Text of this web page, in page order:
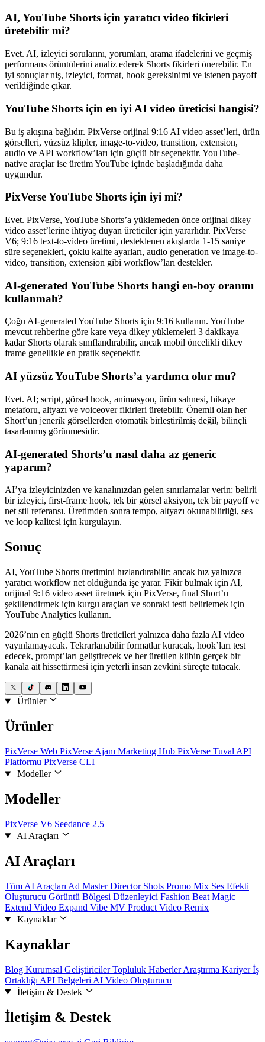
AI, YouTube Shorts için yaratıcı video fikirleri
üretebilir mi?
Evet. AI, izleyici sorularını, yorumları, arama ifadelerini ve geçmiş
performans örüntülerini analiz ederek Shorts fikirleri önerebilir. En
iyi sonuçlar niş, izleyici, format, hook gereksinimi ve istenen payoff
verildiğinde çıkar.
YouTube Shorts için en iyi AI video üreticisi hangisi?
Bu iş akışına bağlıdır. PixVerse orijinal 9:16 AI video asset’leri, ürün
görselleri, yüzsüz klipler, image-to-video, transition, extension,
audio ve API workflow’ları için güçlü bir seçenektir. YouTube-
native araçlar ise üretim YouTube içinde başladığında daha
uygundur.
PixVerse YouTube Shorts için iyi mi?
Evet. PixVerse, YouTube Shorts’a yüklemeden önce orijinal dikey
video asset’lerine ihtiyaç duyan üreticiler için yararlıdır. PixVerse
V6; 9:16 text-to-video üretimi, desteklenen akışlarda 1-15 saniye
süre seçenekleri, çoklu kalite ayarları, audio generation ve image-to-
video, transition, extension gibi workflow’ları destekler.
AI-generated YouTube Shorts hangi en-boy oranını
kullanmalı?
Çoğu AI-generated YouTube Shorts için 9:16 kullanın. YouTube
mevcut rehberine göre kare veya dikey yüklemeleri 3 dakikaya
kadar Shorts olarak sınıflandırabilir, ancak mobil öncelikli dikey
frame genellikle en pratik seçenektir.
AI yüzsüz YouTube Shorts’a yardımcı olur mu?
Evet. AI; script, görsel hook, animasyon, ürün sahnesi, hikaye
metaforu, altyazı ve voiceover fikirleri üretebilir. Önemli olan her
Short’un jenerik görsellerden otomatik birleştirilmiş değil, bilinçli
tasarlanmış görünmesidir.
AI-generated Shorts’u nasıl daha az generic
yaparım?
AI’ya izleyicinizden ve kanalınızdan gelen sınırlamalar verin: belirli
bir izleyici, first-frame hook, tek bir görsel aksiyon, tek bir payoff ve
net stil referansı. Üretimden sonra tempo, altyazı okunabilirliği, ses
ve loop kalitesi için kurgulayın.
Sonuç
AI, YouTube Shorts üretimini hızlandırabilir; ancak hız yalnızca
yaratıcı workflow net olduğunda işe yarar. Fikir bulmak için AI,
orijinal 9:16 video asset üretmek için PixVerse, final Short’u
şekillendirmek için kurgu araçları ve sonraki testi belirlemek için
YouTube Analytics kullanın.
2026’nın en güçlü Shorts üreticileri yalnızca daha fazla AI video
yayınlamayacak. Tekrarlanabilir formatlar kuracak, hook’ları test
edecek, prompt’ları geliştirecek ve her üretilen klibin gerçek bir
kanala ait hissettirmesi için yeterli insan zevkini süreçte tutacak.
Ürünler
Ürünler
PixVerse Web PixVerse Ajanı Marketing Hub PixVerse Tuval API
Platformu PixVerse CLI
Modeller
Modeller
PixVerse V6 Seedance 2.5
AI Araçları
AI Araçları
Tüm AI Araçları Ad MasterDirector Shots Promo Mix Ses Efekti
Oluşturucu Görüntü Bölgesi Düzenleyici Fashion Beat Magic
Extend Video Expand Vibe MV Product Video Remix
Kaynaklar
Kaynaklar
Blog Kurumsal GeliştiricilerTopluluk HaberlerAraştırma Kariyerİş
Ortaklığı API Belgeleri AI Video Oluşturucu
İletişim & Destek
İletişim & Destek